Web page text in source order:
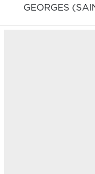
GEORGES